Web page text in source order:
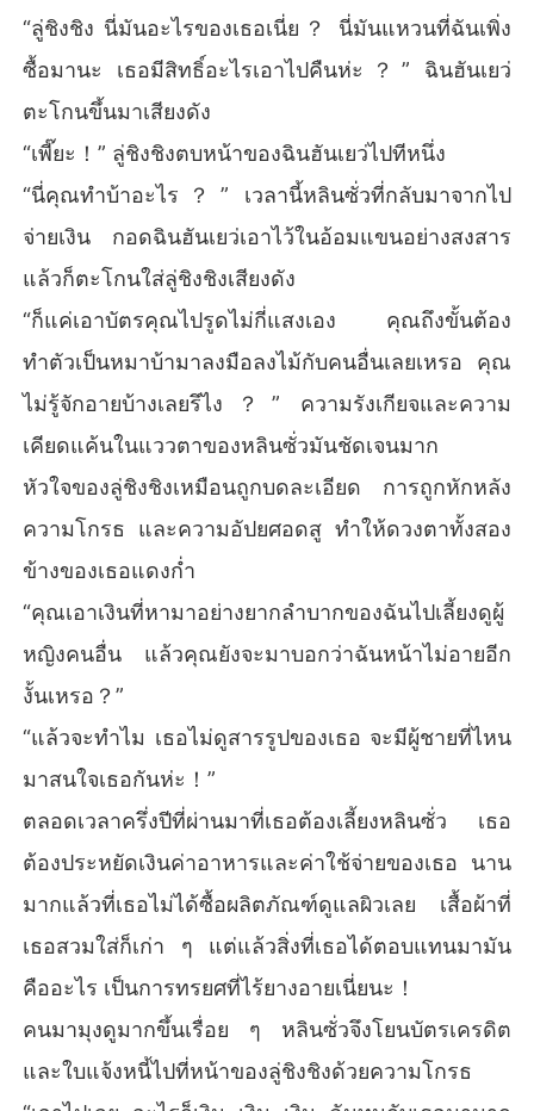
“ลู่ชิงชิง นี่มันอะไรของเธอเนี่ย？ นี่มันแหวนที่ฉันเพิ่ง
ซื้อมานะ เธอมีสิทธิ์อะไรเอาไปคืนห่ะ？” ฉินฮันเยว่
ตะโกนขึ้นมาเสียงดัง
“เพี๊ยะ！” ลู่ชิงชิงตบหน้าของฉินฮันเยว่ไปทีหนึ่ง
“นี่คุณทำบ้าอะไร？” เวลานี้หลินซั่วที่กลับมาจากไป
จ่ายเงิน กอดฉินฮันเยว่เอาไว้ในอ้อมแขนอย่างสงสาร
แล้วก็ตะโกนใส่ลู่ชิงชิงเสียงดัง
“ก็แค่เอาบัตรคุณไปรูดไม่กี่แสงเอง คุณถึงขั้นต้อง
ทำตัวเป็นหมาบ้ามาลงมือลงไม้กับคนอื่นเลยเหรอ คุณ
ไม่รู้จักอายบ้างเลยรึไง？” ความรังเกียจและความ
เคียดแค้นในแววตาของหลินซั่วมันชัดเจนมาก
หัวใจของลู่ชิงชิงเหมือนถูกบดละเอียด การถูกหักหลัง
ความโกรธ และความอัปยศอดสู ทำให้ดวงตาทั้งสอง
ข้างของเธอแดงก่ำ
“คุณเอาเงินที่หามาอย่างยากลำบากของฉันไปเลี้ยงดูผู้
หญิงคนอื่น แล้วคุณยังจะมาบอกว่าฉันหน้าไม่อายอีก
งั้นเหรอ？”
“แล้วจะทำไม เธอไม่ดูสารรูปของเธอ จะมีผู้ชายที่ไหน
มาสนใจเธอกันห่ะ！”
ตลอดเวลาครึ่งปีที่ผ่านมาที่เธอต้องเลี้ยงหลินซั่ว เธอ
ต้องประหยัดเงินค่าอาหารและค่าใช้จ่ายของเธอ นาน
มากแล้วที่เธอไม่ได้ซื้อผลิตภัณฑ์ดูแลผิวเลย เสื้อผ้าที่
เธอสวมใส่ก็เก่า ๆ แต่แล้วสิ่งที่เธอได้ตอบแทนมามัน
คืออะไร เป็นการทรยศที่ไร้ยางอายเนี่ยนะ！
คนมามุงดูมากขึ้นเรื่อย ๆ หลินซั่วจึงโยนบัตรเครดิต
และใบแจ้งหนี้ไปที่หน้าของลู่ชิงชิงด้วยความโกรธ